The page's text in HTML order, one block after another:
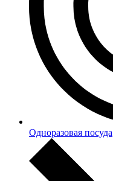
Одноразовая посуда